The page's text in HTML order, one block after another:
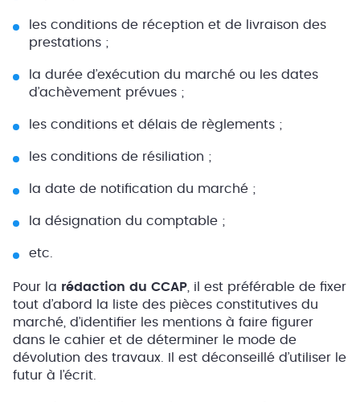
les conditions de réception et de livraison des
prestations ;
la durée d’exécution du marché ou les dates
d’achèvement prévues ;
les conditions et délais de règlements ;
les conditions de résiliation ;
la date de notification du marché ;
la désignation du comptable ;
etc.
Pour la rédaction du CCAP , il est préférable de fixer
tout d’abord la liste des pièces constitutives du
marché, d’identifier les mentions à faire figurer
dans le cahier et de déterminer le mode de
dévolution des travaux. Il est déconseillé d’utiliser le
futur à l’écrit.